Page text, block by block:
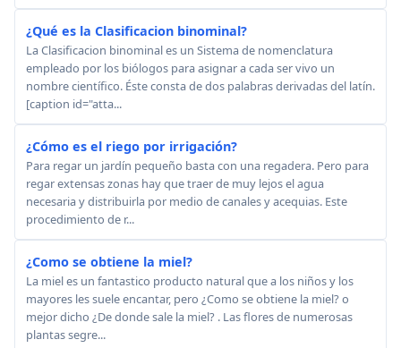
¿Qué es la Clasificacion binominal?
La Clasificacion binominal es un Sistema de nomenclatura
empleado por los biólogos para asignar a cada ser vivo un
nombre científico. Éste consta de dos palabras derivadas del latín.
[caption id="atta...
¿Cómo es el riego por irrigación?
Para regar un jardín pequeño basta con una regadera. Pero para
regar extensas zonas hay que traer de muy lejos el agua
necesaria y distribuirla por medio de canales y acequias. Este
procedimiento de r...
¿Como se obtiene la miel?
La miel es un fantastico producto natural que a los niños y los
mayores les suele encantar, pero ¿Como se obtiene la miel? o
mejor dicho ¿De donde sale la miel? . Las flores de numerosas
plantas segre...